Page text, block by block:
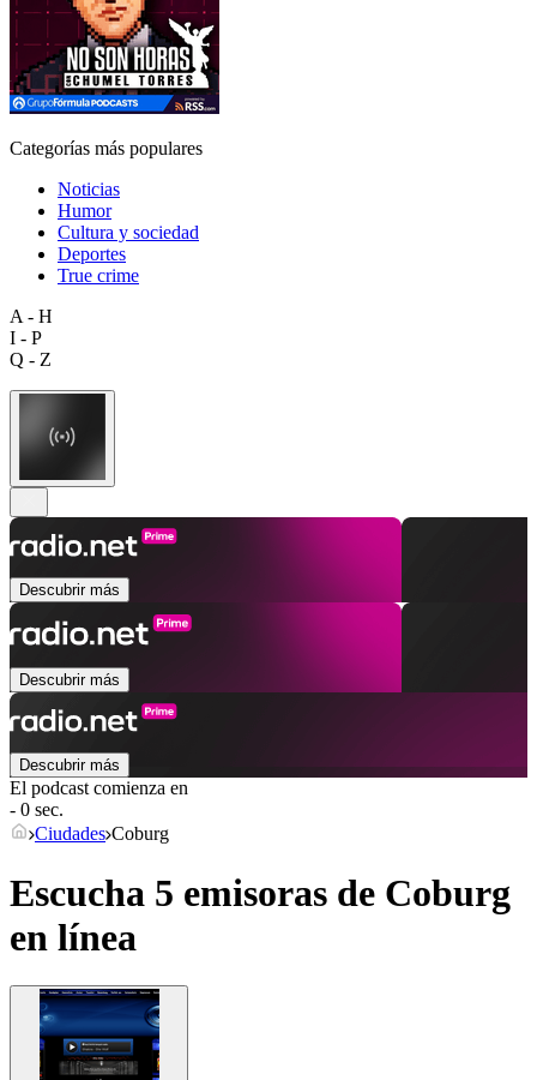
Categorías más populares
Noticias
Humor
Cultura y sociedad
Deportes
True crime
A - H
I - P
Q - Z
Descubrir más
Descubrir más
Descubrir más
El podcast comienza en
- 0 sec.
Ciudades Coburg
Escucha 5 emisoras de Coburg
en línea